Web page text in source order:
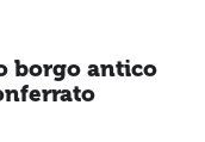
borgo antico